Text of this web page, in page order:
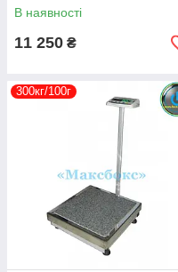
В наявності
11 250 ₴
300кг/100г